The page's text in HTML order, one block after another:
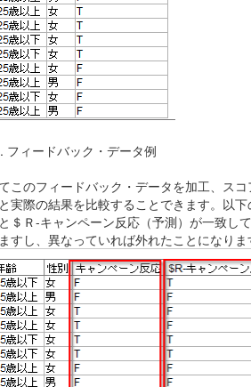
フィードバック・データ例
このフィードバック・データを加工、ス
実際の結果を比較することできます。以
＄Ｒ-キャンペーン反応（予測）が一致し
すし、異なっていれば外れたことになりま